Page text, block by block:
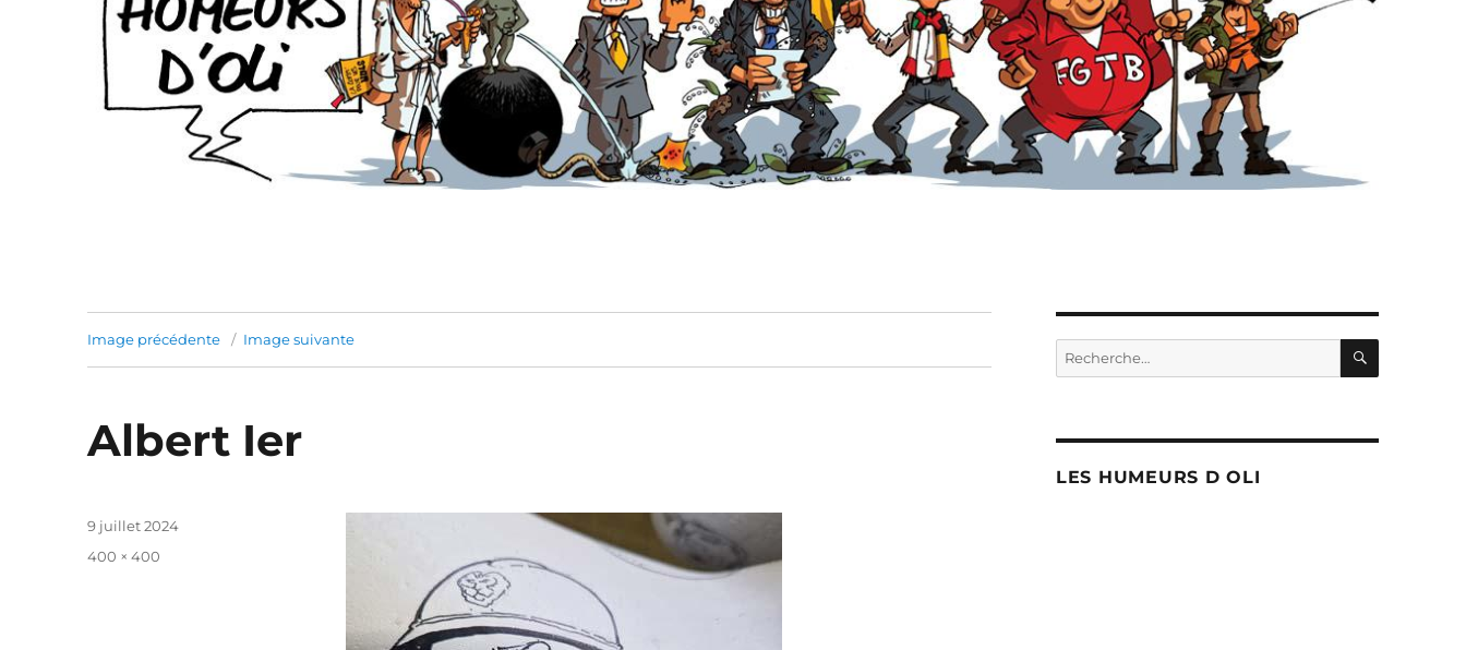
Image précédente Image suivante
Albert Ier
Publié
9 juillet 2024
Taille
400 × 400
Recherche
pour :
LES HUMEURS D OLI